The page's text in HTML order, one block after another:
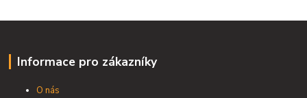
Informace pro zákazníky
O nás